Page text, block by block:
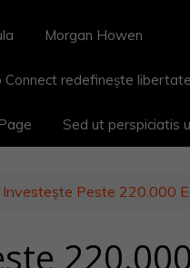
Morgan Howen
Connect redefinește
Sed ut perspiciatis
Investește Peste 220.000